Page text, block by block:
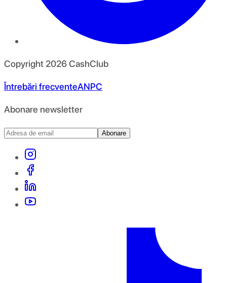
Copyright 2026CashClub
Întrebări frecventeANPC
Abonare newsletter
Abonare